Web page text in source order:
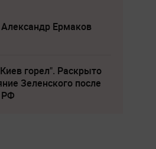
Ермаков
горел". Раскрыто
Зеленского после
РФ